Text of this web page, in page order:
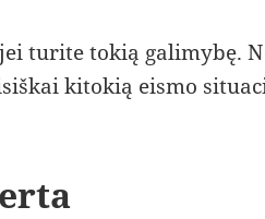
turite tokią galimybę.
kitokią eismo